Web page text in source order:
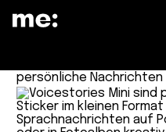
persönliche Nachrichten